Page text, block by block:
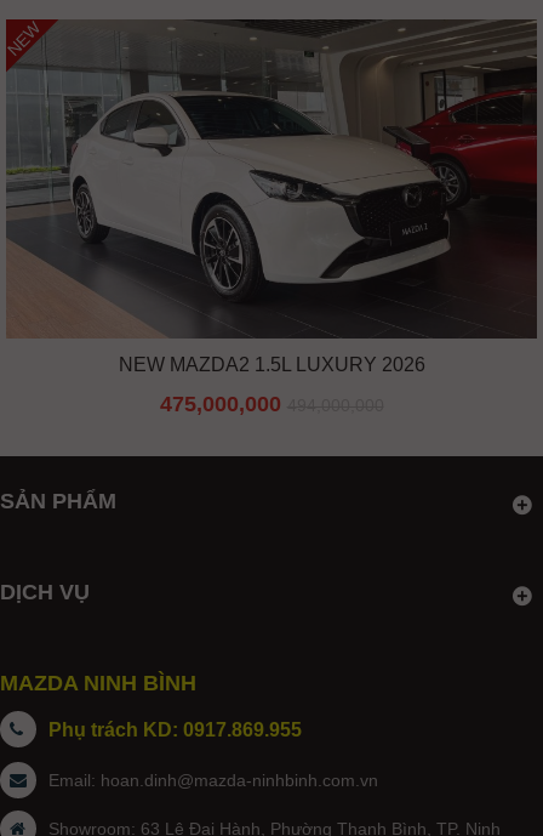
NEW
NEW MAZDA2 1.5L LUXURY 2026
475,000,000
SẢN PHẨM
DỊCH VỤ
MAZDA NINH BÌNH
Phụ trách KD: 0917.869.955
Email: hoan.dinh@mazda-ninhbinh.com.vn
Showroom: 63 Lê Đại Hành, Phường Thanh Bình, TP. Ninh